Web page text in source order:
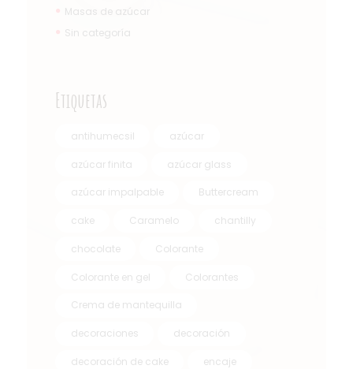
Masas de azúcar
Sin categoría
Etiquetas
antihumecsil azúcar
azúcar finita azúcar glass
azúcar impalpable Buttercream
cake Caramelo chantilly
chocolate Colorante
Colorante en gel Colorantes
Crema de mantequilla
decoraciones decoración
decoración de cake encaje